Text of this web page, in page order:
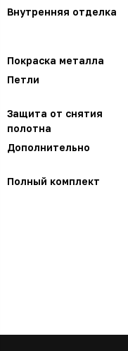
Внутренняя отделка
Покраска металла
Петли
Защита от снятия
полотна
Дополнительно
Полный комплект